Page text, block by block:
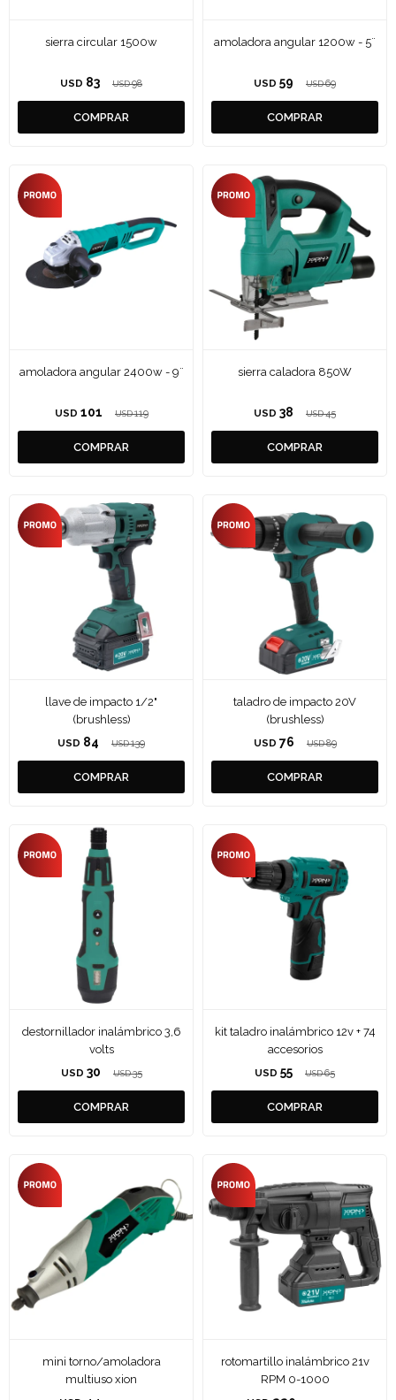
sierra circular 1500w
USD 83 USD 98
amoladora angular 1200w - 5¨
USD 59 USD 69
amoladora angular 2400w - 9¨
USD 101 USD 119
sierra caladora 850W
USD 38 USD 45
llave de impacto 1/2"
(brushless)
USD 84 USD 139
taladro de impacto 20V
(brushless)
USD 76 USD 89
destornillador inalámbrico 3,6
volts
USD 30 USD 35
kit taladro inalámbrico 12v + 74
accesorios
USD 55 USD 65
mini torno/amoladora
multiuso xion
rotomartillo inalámbrico 21v
RPM 0-1000